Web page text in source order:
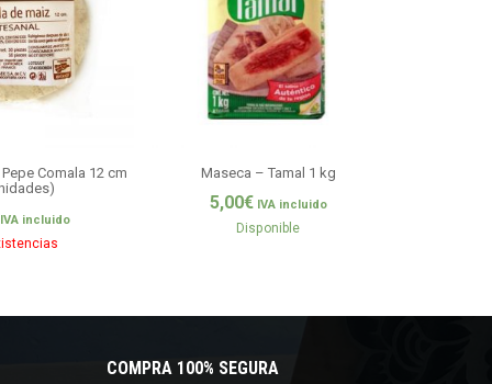
Comala 12 cm
IVA incluido
Maseca – Tamal 1 kg
5,00€ IVA incluido
Disponible
COMPRA 100% SEGURA